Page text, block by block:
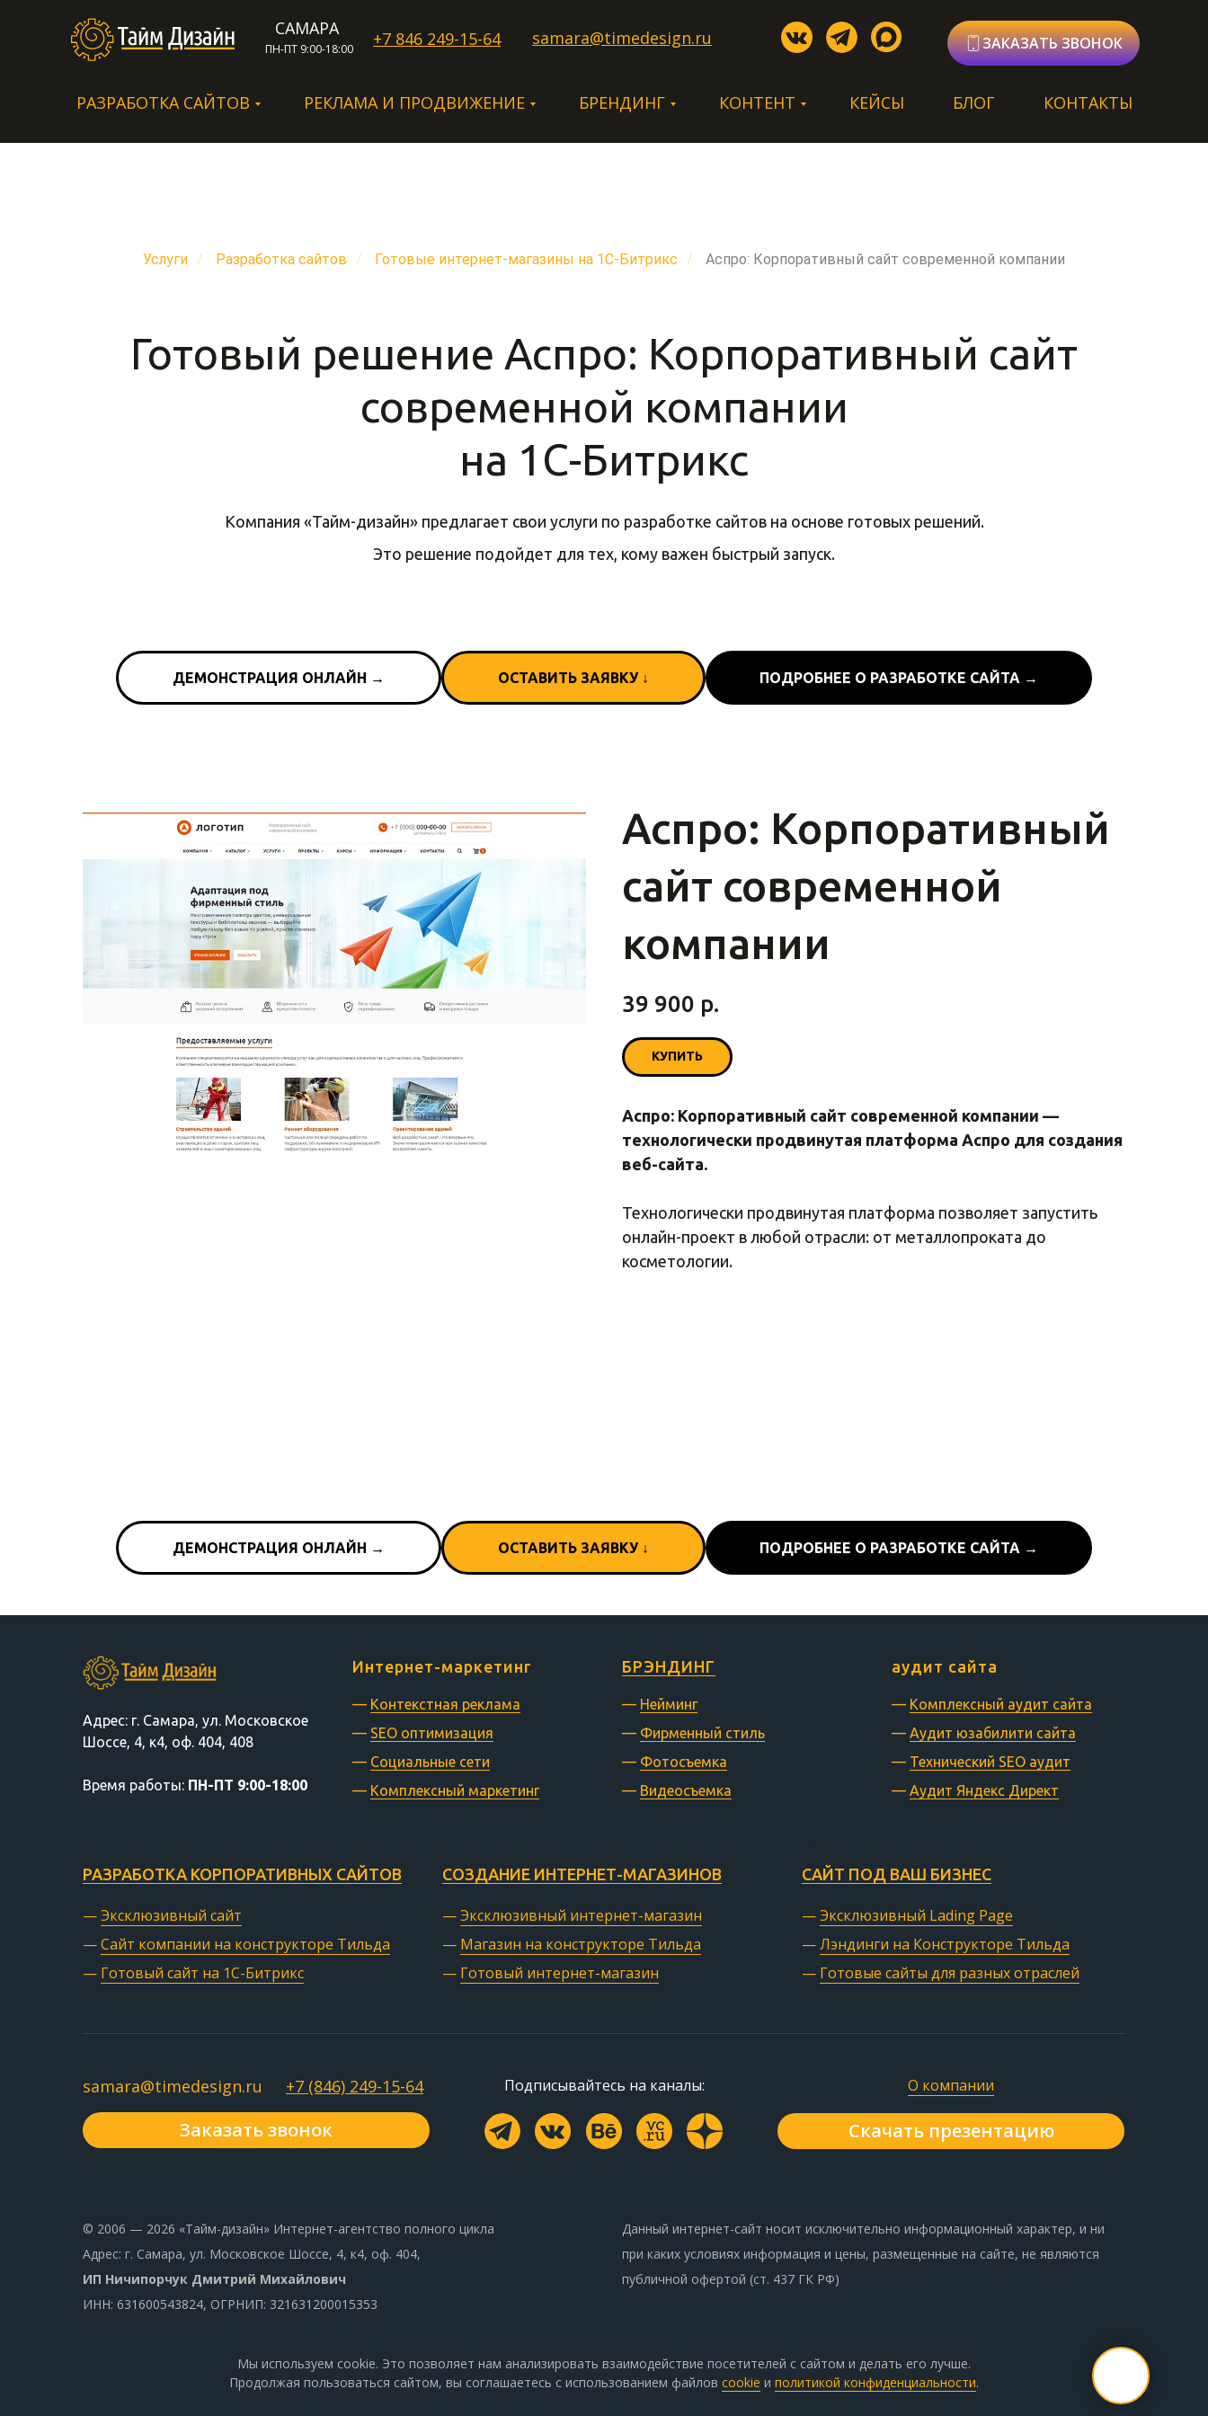
ЗАКАЗАТЬ ЗВОНОК
+7 846 249-15-64 samara@timedesign.ru
ПН-ПТ 9:00-18:00
САМАРА
РАЗРАБОТКА САЙТОВ РЕКЛАМА И ПРОДВИЖЕНИЕ БРЕНДИНГ КОНТЕНТ КЕЙСЫ БЛОГ КОНТАКТЫ
Услуги / Разработка сайтов / Готовые интернет-магазины на 1С-Битрикс / Аспро: Корпоративный сайт современной компании
Готовый решение Аспро: Корпоративный сайт
современной компании
на 1С-Битрикс
Компания «Тайм-дизайн» предлагает свои услуги по разработке сайтов на основе готовых решений.
Это решение подойдет для тех, кому важен быстрый запуск.
ДЕМОНСТРАЦИЯ ОНЛАЙН → ОСТАВИТЬ ЗАЯВКУ ↓ ПОДРОБНЕЕ О РАЗРАБОТКЕ САЙТА →
Аспро: Корпоративный
сайт современной
компании
39 900 р.
КУПИТЬ
Аспро: Корпоративный сайт современной компании —
технологически продвинутая платформа Аспро для создания
веб-сайта.
Технологически продвинутая платформа позволяет запустить
онлайн-проект в любой отрасли: от металлопроката до
косметологии.
ДЕМОНСТРАЦИЯ ОНЛАЙН → ОСТАВИТЬ ЗАЯВКУ ↓ ПОДРОБНЕЕ О РАЗРАБОТКЕ САЙТА →
Адрес: г. Самара, ул. Московское
Шоссе, 4, к4, оф. 404, 408
Время работы: ПН-ПТ 9:00-18:00
Интернет-маркетинг
— Контекстная реклама
— SEO оптимизация
— Социальные сети
— Комплексный маркетинг
БРЭНДИНГ
— Нейминг
— Фирменный стиль
— Фотосъемка
— Видеосъемка
аудит сайта
— Комплексный аудит сайта
— Аудит юзабилити сайта
— Технический SEO аудит
— Аудит Яндекс Директ
РАЗРАБОТКА КОРПОРАТИВНЫХ САЙТОВ
—Эксклюзивный сайт
—Сайт компании на конструкторе Тильда
— Готовый сайт на 1С-Битрикс
СОЗДАНИЕ ИНТЕРНЕТ-МАГАЗИНОВ
—Эксклюзивный интернет-магазин
— Магазин на конструкторе Тильда
— Готовый интернет-магазин
САЙТ ПОД ВАШ БИЗНЕС
—Эксклюзивный Lading Page
—Лэндинги на Конструкторе Тильда
— Готовые сайты для разных отраслей
Скачать презентацию
+7 (846) 249-15-64
samara@timedesign.ru
Заказать звонок
О компании
Подписывайтесь на каналы:
© 2006 — 2026 «Тайм-дизайн» Интернет-агентство полного цикла
Адрес: г. Самара, ул. Московское Шоссе, 4, к4, оф. 404,
ИП Ничипорчук Дмитрий Михайлович
ИНН: 631600543824, ОГРНИП: 321631200015353
Данный интернет-сайт носит исключительно информационный характер, и ни
при каких условиях информация и цены, размещенные на сайте, не являются
публичной офертой (ст. 437 ГК РФ)
Мы используем cookie. Это позволяет нам анализировать взаимодействие посетителей с сайтом и делать его лучше.
Продолжая пользоваться сайтом, вы соглашаетесь с использованием файлов cookie и политикой конфиденциальности.